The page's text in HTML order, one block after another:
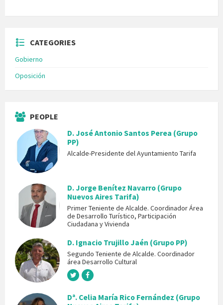
CATEGORIES
Gobierno
Oposición
PEOPLE
D. José Antonio Santos Perea (Grupo
PP)
Alcalde-Presidente del Ayuntamiento Tarifa
D. Jorge Benítez Navarro (Grupo
Nuevos Aires Tarifa)
Primer Teniente de Alcalde. Coordinador Área
de Desarrollo Turístico, Participación
Ciudadana y Vivienda
D. Ignacio Trujillo Jaén (Grupo PP)
Segundo Teniente de Alcalde. Coordinador
área Desarrollo Cultural
Dª. Celia María Rico Fernández (Grupo